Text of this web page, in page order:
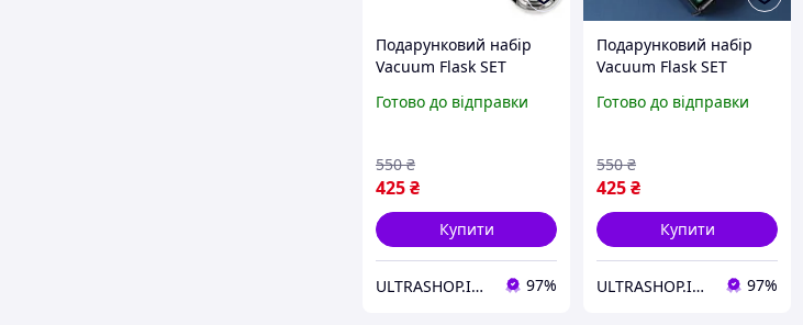
Подарунковий набір
Vacuum Flask SET
нержавіючої сталі 3
Готово до відправки
425₴
550 ₴
Купити
ULTRASHOP.IN.UA 🛒 Інтернет-магазин трендових гаджетів 97%
Подарунковий набір
Vacuum Flask SET
нержавіючої сталі 0.5 л
Готово до відправки
425₴
550 ₴
Купити
ULTRASHOP.IN.UA 🛒 Інтернет-магазин трендових гаджетів 97%